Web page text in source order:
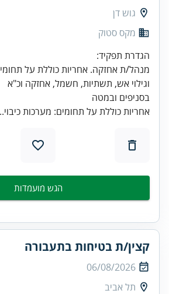
גוש דן
מקס סטוק
מנהל/ת אחזקה. אחריות כוללת על
בסניפים ובמטה
אחריות כוללת על תחומים: מערכות
הגש מועמדות
קצין/ת בטיחות בתעבורה
06/08/2026
תל אביב